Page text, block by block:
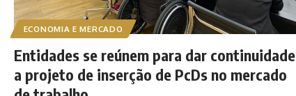
ECONOMIA E MERCADO
Entidades se reúnem para dar continuidade
a projeto de inserção de PcDs no mercado